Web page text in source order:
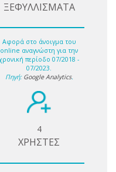
ΞΕΦΥΛΛΙΣΜΑΤΑ
Αφορά στο άνοιγμα του
online αναγνώστη για την
περίοδο 07/2018 -
07/2023.
Πηγή: Google Analytics.
4
ΧΡΗΣΤΕΣ